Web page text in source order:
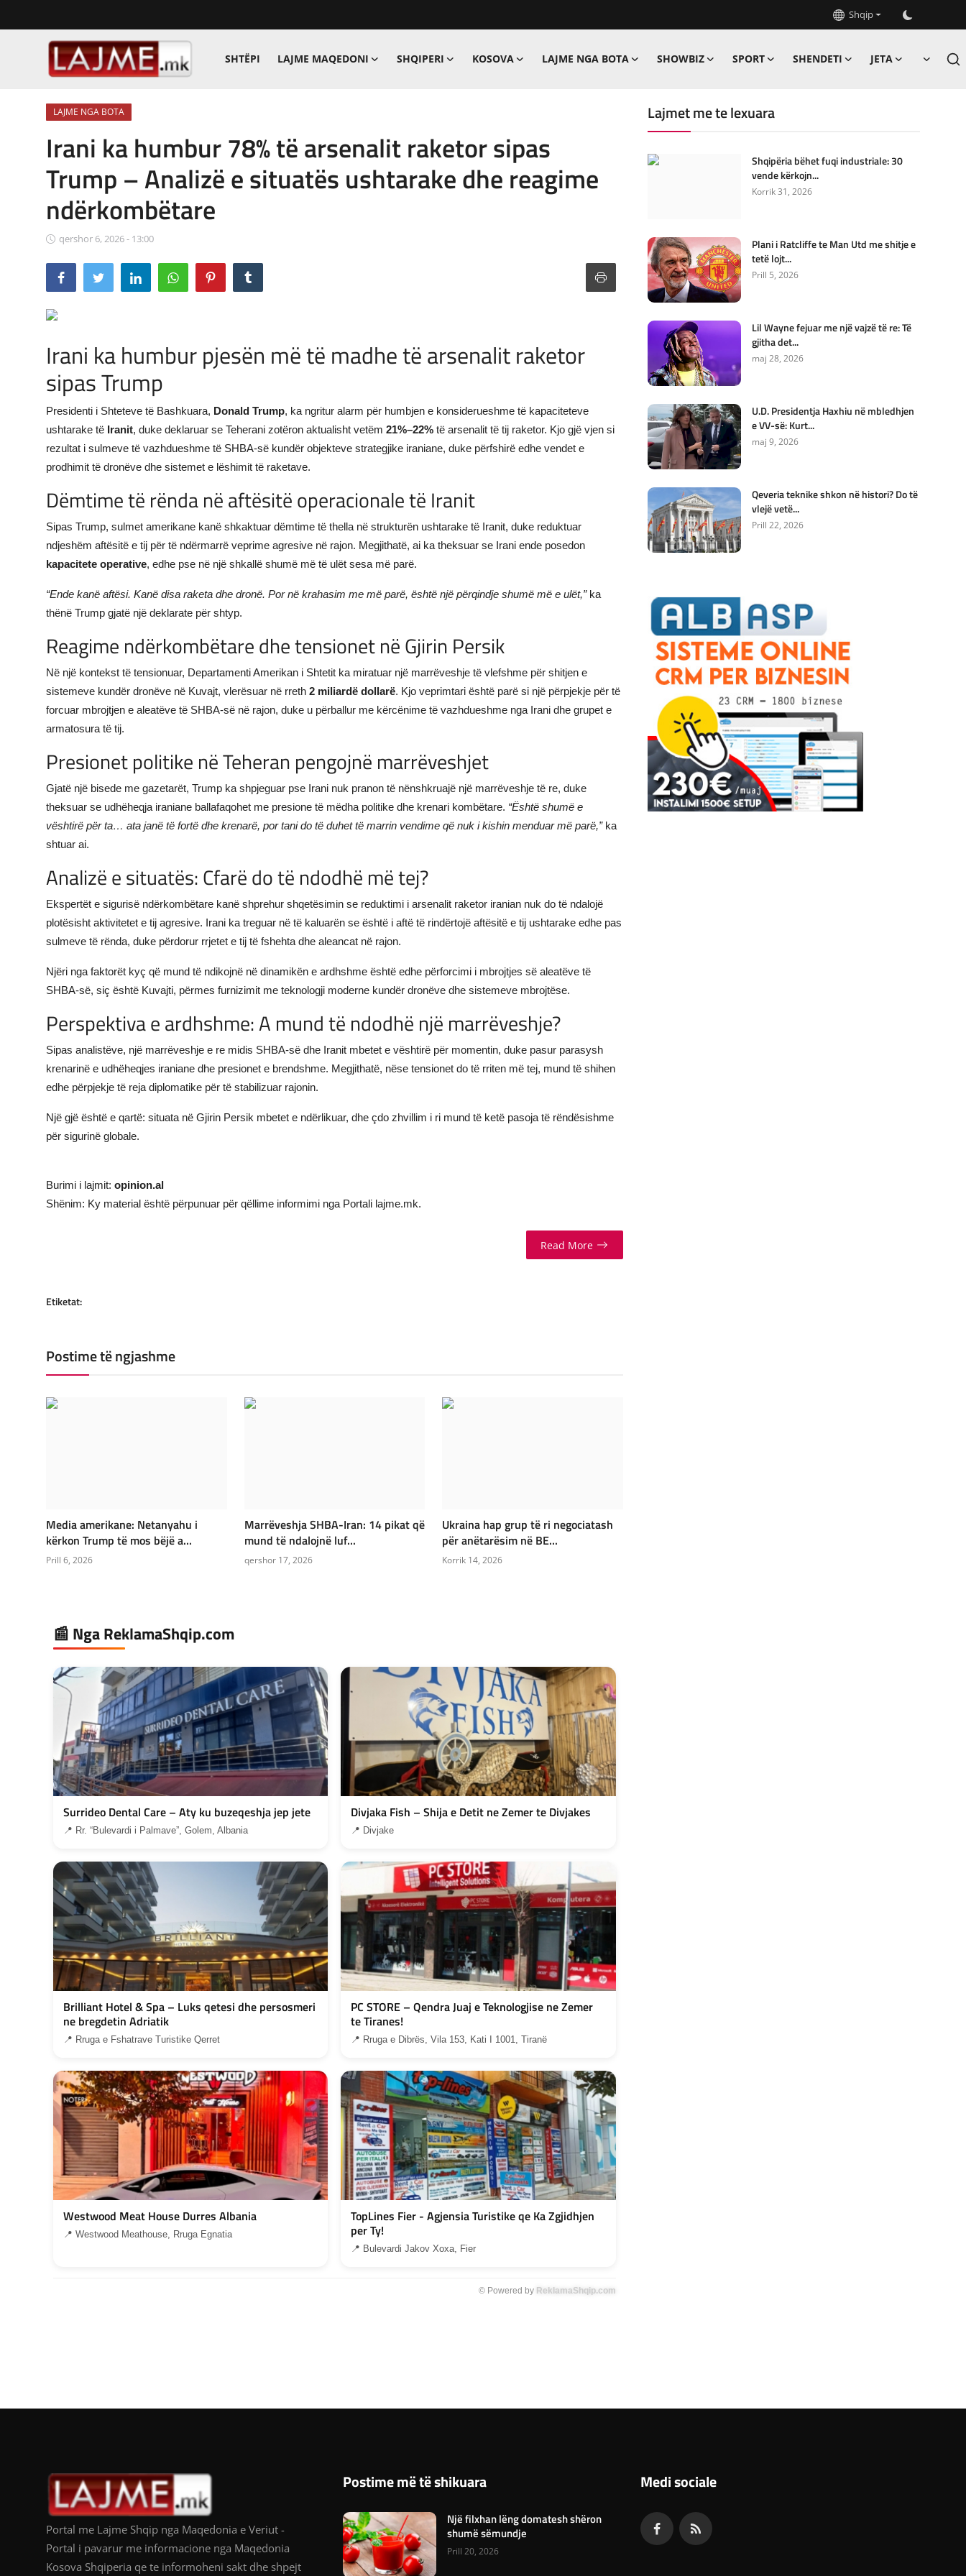
Shqip
SHTËPI LAJME MAQEDONI SHQIPERI KOSOVA LAJME NGA BOTA SHOWBIZ SPORT SHENDETI JETA
LAJME MAQEDONI
SHQIPERI
KOSOVA
LAJME NGA BOTA
SHOWBIZ
SHENDETI
Shqip
LAJME NGA BOTA
Irani ka humbur 78% të arsenalit raketor sipas
Trump – Analizë e situatës ushtarake dhe reagime
ndërkombëtare
qershor 6, 2026 - 13:00
Irani ka humbur pjesën më të madhe të arsenalit raketor
sipas Trump
Presidenti i Shteteve të Bashkuara, Donald Trump, ka ngritur alarm për humbjen e konsiderueshme të kapaciteteve
ushtarake të Iranit, duke deklaruar se Teherani zotëron aktualisht vetëm 21%–22% të arsenalit të tij raketor. Kjo gjë vjen si
rezultat i sulmeve të vazhdueshme të SHBA-së kundër objekteve strategjike iraniane, duke përfshirë edhe vendet e
prodhimit të dronëve dhe sistemet e lëshimit të raketave.
Dëmtime të rënda në aftësitë operacionale të Iranit
Sipas Trump, sulmet amerikane kanë shkaktuar dëmtime të thella në strukturën ushtarake të Iranit, duke reduktuar
ndjeshëm aftësitë e tij për të ndërmarrë veprime agresive në rajon. Megjithatë, ai ka theksuar se Irani ende posedon
kapacitete operative, edhe pse në një shkallë shumë më të ulët sesa më parë.
“Ende kanë aftësi. Kanë disa raketa dhe dronë. Por në krahasim me më parë, është një përqindje shumë më e ulët,”ka
thënë Trump gjatë një deklarate për shtyp.
Reagime ndërkombëtare dhe tensionet në Gjirin Persik
Në një kontekst të tensionuar, Departamenti Amerikan i Shtetit ka miratuar një marrëveshje të vlefshme për shitjen e
sistemeve kundër dronëve në Kuvajt, vlerësuar në rreth 2 miliardë dollarë. Kjo veprimtari është parë si një përpjekje për të
forcuar mbrojtjen e aleatëve të SHBA-së në rajon, duke u përballur me kërcënime të vazhdueshme nga Irani dhe grupet e
armatosura të tij.
Presionet politike në Teheran pengojnë marrëveshjet
Gjatë një bisede me gazetarët, Trump ka shpjeguar pse Irani nuk pranon të nënshkruajë një marrëveshje të re, duke
theksuar se udhëheqja iraniane ballafaqohet me presione të mëdha politike dhe krenari kombëtare. “Është shumë e
vështirë për ta… ata janë të fortë dhe krenarë, por tani do të duhet të marrin vendime që nuk i kishin menduar më parë,”ka
shtuar ai.
Analizë e situatës: Cfarë do të ndodhë më tej?
Ekspertët e sigurisë ndërkombëtare kanë shprehur shqetësimin se reduktimi i arsenalit raketor iranian nuk do të ndalojë
plotësisht aktivitetet e tij agresive. Irani ka treguar në të kaluarën se është i aftë të rindërtojë aftësitë e tij ushtarake edhe pas
sulmeve të rënda, duke përdorur rrjetet e tij të fshehta dhe aleancat në rajon.
Njëri nga faktorët kyç që mund të ndikojnë në dinamikën e ardhshme është edhe përforcimi i mbrojtjes së aleatëve të
SHBA-së, siç është Kuvajti, përmes furnizimit me teknologji moderne kundër dronëve dhe sistemeve mbrojtëse.
Perspektiva e ardhshme: A mund të ndodhë një marrëveshje?
Sipas analistëve, një marrëveshje e re midis SHBA-së dhe Iranit mbetet e vështirë për momentin, duke pasur parasysh
krenarinë e udhëheqjes iraniane dhe presionet e brendshme. Megjithatë, nëse tensionet do të rriten më tej, mund të shihen
edhe përpjekje të reja diplomatike për të stabilizuar rajonin.
Një gjë është e qartë: situata në Gjirin Persik mbetet e ndërlikuar, dhe çdo zhvillim i ri mund të ketë pasoja të rëndësishme
për sigurinë globale.
Burimi i lajmit: opinion.al
Shënim: Ky material është përpunuar për qëllime informimi nga Portali lajme.mk.
Read More
Etiketat:
Postime të ngjashme
Media amerikane: Netanyahu i
kërkon Trump të mos bëjë a...
Prill 6, 2026
Marrëveshja SHBA-Iran: 14 pikat që
mund të ndalojnë luf...
qershor 17, 2026
Ukraina hap grup të ri negociatash
për anëtarësim në BE...
Korrik 14, 2026
📰 Nga ReklamaShqip.com
Surrideo Dental Care – Aty ku buzeqeshja jep jete
📍 Rr. “Bulevardi i Palmave”, Golem, Albania
Divjaka Fish – Shija e Detit ne Zemer te Divjakes
📍 Divjake
Brilliant Hotel & Spa – Luks qetesi dhe persosmeri
ne bregdetin Adriatik
📍 Rruga e Fshatrave Turistike Qerret
PC STORE – Qendra Juaj e Teknologjise ne Zemer
te Tiranes!
📍 Rruga e Dibrës, Vila 153, Kati I 1001, Tiranë
Westwood Meat House Durres Albania
📍 Westwood Meathouse, Rruga Egnatia
TopLines Fier - Agjensia Turistike qe Ka Zgjidhjen
per Ty!
📍 Bulevardi Jakov Xoxa, Fier
© Powered by ReklamaShqip.com
Lajmet me te lexuara
Shqipëria bëhet fuqi industriale: 30
vende kërkojn...
Korrik 31, 2026
Plani i Ratcliffe te Man Utd me shitje e
tetë lojt...
Prill 5, 2026
Lil Wayne fejuar me një vajzë të re: Të
gjitha det...
maj 28, 2026
U.D. Presidentja Haxhiu në mbledhjen
e VV-së: Kurt...
maj 9, 2026
Qeveria teknike shkon në histori? Do të
vlejë vetë...
Prill 22, 2026
Portal me Lajme Shqip nga Maqedonia e Veriut -
Portal i pavarur me informacione nga Maqedonia
Kosova Shqiperia qe te informoheni sakt dhe shpejt
Postime më të shikuara
Një filxhan lëng domatesh shëron
shumë sëmundje
Prill 20, 2026
Medi sociale